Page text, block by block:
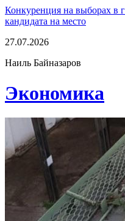
Конкуренция на выборах в
кандидата на место
27.07.2026
Наиль Байназаров
Экономика